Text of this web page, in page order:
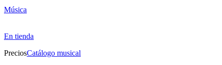
Música
En tienda
PreciosCatálogo musical